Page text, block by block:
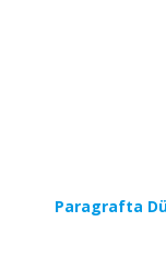
Paragrafta